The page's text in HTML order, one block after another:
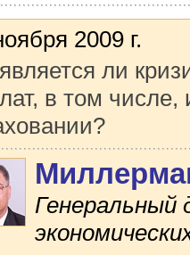
2009 г.
ли
в том числе,